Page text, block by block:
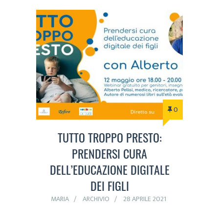
0
TUTTO TROPPO PRESTO:
PRENDERSI CURA
DELL’EDUCAZIONE DIGITALE
DEI FIGLI
MARIA ARCHIVIO 28 APRILE 2021